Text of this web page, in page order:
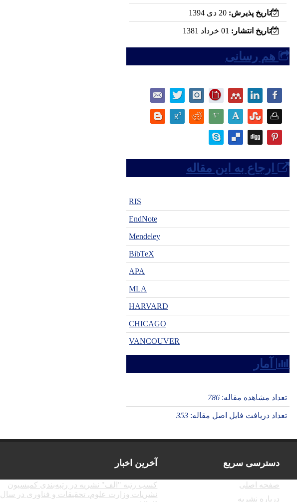
تاریخ پذیرش:
تاریخ انتشار:
هم رسانی
ارجاع به این مقاله
RIS
EndNote
Mendeley
BibTeX
APA
MLA
HARVARD
CHICAGO
VANCOUVER
آمار
تعداد مشاهده مقاله: 786
تعداد دریافت فایل اصل مقاله: 353
دسترسی سریع
صفحه اصلی
درباره نشریه
آخرین اخبار
کسب رتبه "الف" نشریه در رتبه‌بندی کمیسیون
نشریات وزارت علوم، تحقیقات و فناوری در سال